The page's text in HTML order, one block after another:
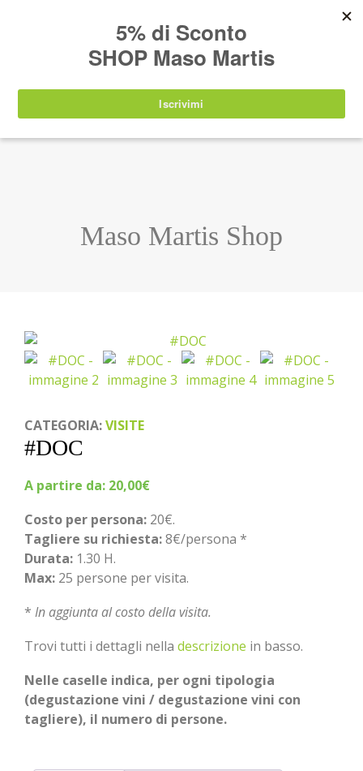
IT EN DE SHOP
Maso Martis Shop
CATEGORIA:VISITE
#DOC
A partire da: 20,00€
Costo per persona: 20€.
Tagliere su richiesta:8€/persona *
Durata: 1.30 H.
Max: 25 persone per visita.
* In aggiunta al costo della visita.
Trovi tutti i dettagli nella descrizione in basso.
Nelle caselle indica, per ogni tipologia
(degustazione vini / degustazione vini con
tagliere), il numero di persone.
nuovamente disponibili a partire da
agosto 2026.